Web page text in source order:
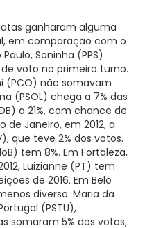
ganharam alguma
em comparação com o
Soninha (PPS)
voto no primeiro turno.
(PCO) não somavam
(PSOL) chega a 7% das
a 21%, com chance de
de Janeiro, em 2012, a
que teve 2% dos votos.
tem 8%. Em Fortaleza,
Luizianne (PT) tem
de 2016. Em Belo
diverso. Maria da
(PSTU),
somaram 5% dos votos,